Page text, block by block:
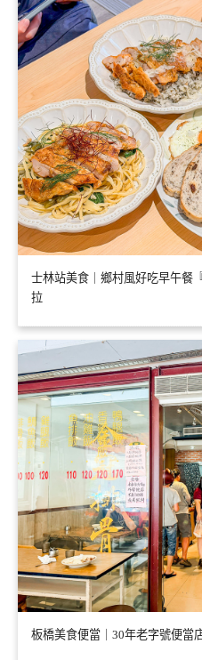
士林站美食｜鄉村風好吃早午餐
拉
板橋美食便當｜30年老字號便當